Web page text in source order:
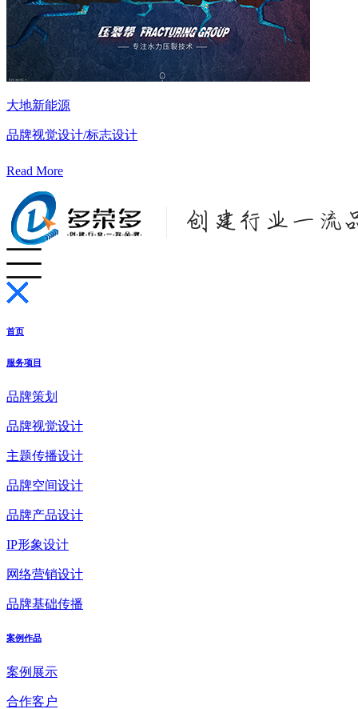
大地新能源
品牌视觉设计/标志设计
Read More
首页
服务项目
品牌策划
品牌视觉设计
主题传播设计
品牌空间设计
品牌产品设计
IP形象设计
网络营销设计
品牌基础传播
案例作品
案例展示
合作客户